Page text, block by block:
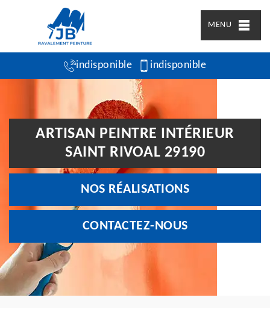
MENU
indisponible indisponible
ARTISAN PEINTRE INTÉRIEUR
SAINT RIVOAL 29190
NOS RÉALISATIONS
CONTACTEZ-NOUS